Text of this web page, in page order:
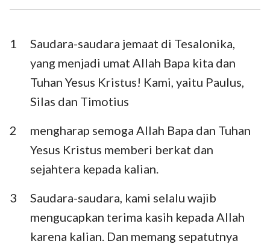
I Timotius II Timotius
Titus Filemon
Ibrani Yakobus
II Petrus
III Yohanes Yudas
Wahyu
1
Saudara-saudara jemaat di Tesalonika,
yang menjadi umat Allah Bapa kita dan
Tuhan Yesus Kristus! Kami, yaitu Paulus,
Silas dan Timotius
2
mengharap semoga Allah Bapa dan Tuhan
Yesus Kristus memberi berkat dan
sejahtera kepada kalian.
3
Saudara-saudara, kami selalu wajib
mengucapkan terima kasih kepada Allah
karena kalian. Dan memang sepatutnya